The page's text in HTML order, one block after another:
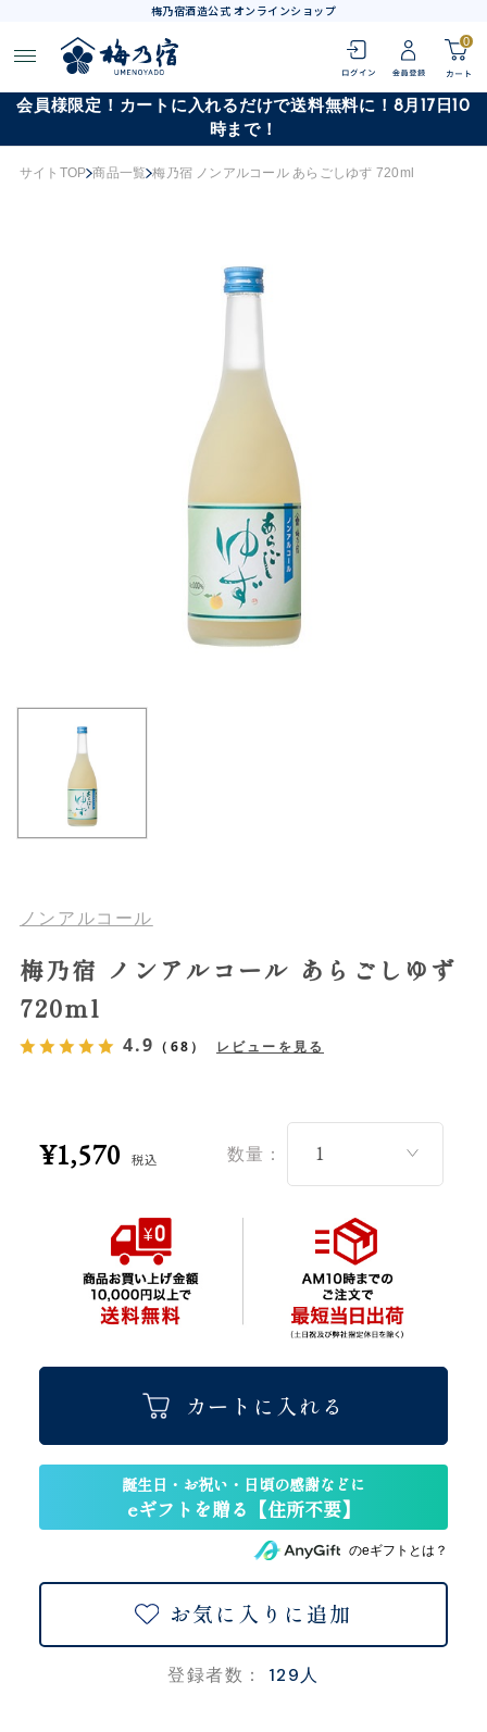
梅乃宿酒造公式 オンラインショップ
0
会員様限定！カートに入れるだけで送料無料に！8月17日10
時まで！
サイトTOP 商品一覧 梅乃宿 ノンアルコール あらごしゆず 720ml
ノンアルコール
梅乃宿 ノンアルコール あらごしゆず
720ml
4.9 （68） レビューを見る
¥1,570 税込 数量：
カートに入れる
のeギフトとは？
お気に入りに追加
登録者数： 129人